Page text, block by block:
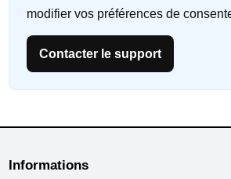
modifier vos préférences de
Contacter le support
Informations